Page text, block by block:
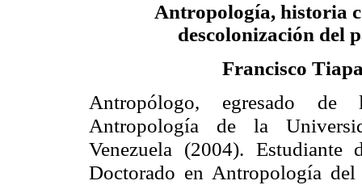
Antropología, historia
descolonización del
Francisco
Antropólogo, egresado
Antropología de la
Venezuela (2004). Estudiante
Doctorado en Antropología